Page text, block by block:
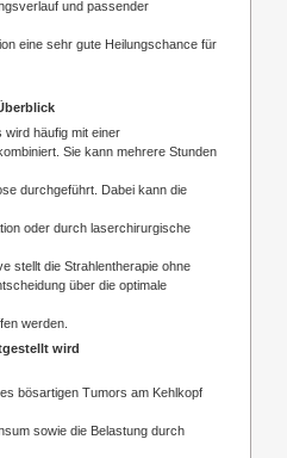
und passender
eine sehr gute Heilungschance für
wird häufig mit einer
Sie kann mehrere Stunden
durchgeführt. Dabei kann die
oder durch laserchirurgische
stellt die Strahlentherapie ohne
über die optimale
werden.
wird
bösartigen Tumors am Kehlkopf
sowie die Belastung durch